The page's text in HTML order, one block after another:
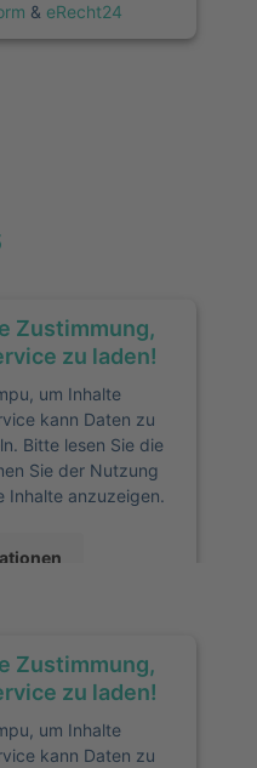
& eRecht24
Zustimmung,
zu laden!
um Inhalte
kann Daten zu
Bitte lesen Sie die
Sie der Nutzung
Inhalte anzuzeigen.
Consent
&eRecht24
Zustimmung,
zu laden!
um Inhalte
kann Daten zu